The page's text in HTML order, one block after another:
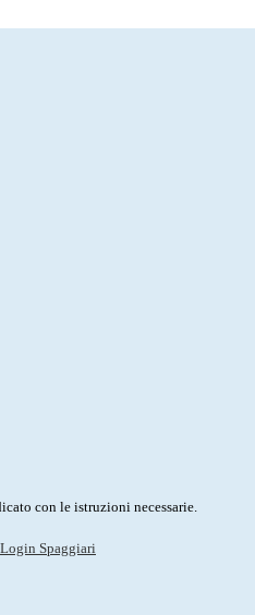
con le istruzioni necessarie.
Login Spaggiari